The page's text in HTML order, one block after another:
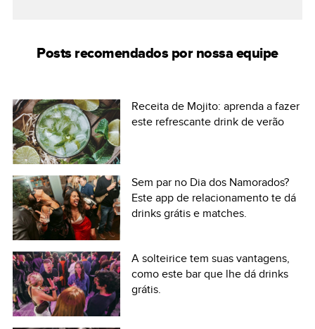
Posts recomendados por nossa equipe
Receita de Mojito: aprenda a fazer
este refrescante drink de verão
Sem par no Dia dos Namorados?
Este app de relacionamento te dá
drinks grátis e matches.
A solteirice tem suas vantagens,
como este bar que lhe dá drinks
grátis.